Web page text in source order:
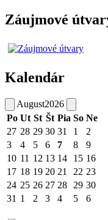
Záujmové
Kalendár
August2026
Po Ut St Št Pia So Ne
27 28 29 30 31 1
2
3
4 5 6 7 8
9
10 11 12 13 14 15 16
17 18 19 20 21 22 23
24 25 26 27 28 29 30
31 1 2 3 4 5 6